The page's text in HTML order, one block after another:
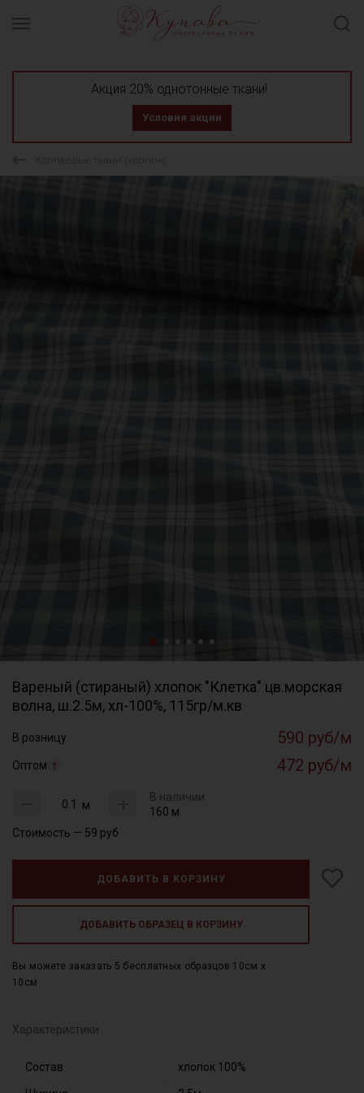
Акция 20% однотонные ткани!
Условия акции
Хлопковые ткани (хлопок)
Вареный (стираный) хлопок "Клетка" цв.морская
волна, ш.2.5м, хл-100%, 115гр/м.кв
В розницу 590 руб/м
Оптом 472 руб/м
м
В наличии
160 м
Стоимость — 59 руб
ДОБАВИТЬ В КОРЗИНУ
ДОБАВИТЬ ОБРАЗЕЦ В КОРЗИНУ
Вы можете заказать 5 бесплатных образцов 10см x
10см
Характеристики
Состав хлопок 100%